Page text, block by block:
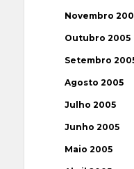
Novembro
Outubro 2005
Setembro
Agosto 2005
Julho 2005
Junho 2005
Maio 2005